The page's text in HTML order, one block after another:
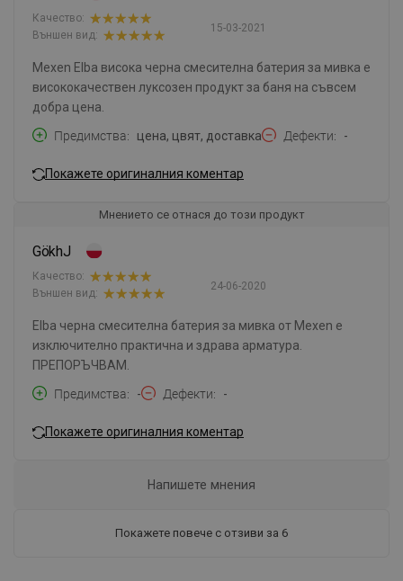
15-03-2021
Качество:
Външен вид:
Mexen Elba висока черна смесителна батерия за мивка е
висококачествен луксозен продукт за баня на съвсем
добра цена.
Предимства
цена, цвят, доставка Дефекти -
Покажете оригиналния коментар
Мнението се отнася до този продукт
GökhJ
24-06-2020
Качество:
Външен вид:
Elba черна смесителна батерия за мивка от Mexen е
изключително практична и здрава арматура.
ПРЕПОРЪЧВАМ.
Предимства
- Дефекти -
Покажете оригиналния коментар
Покажете повече с отзиви за 6
Напишете мнения